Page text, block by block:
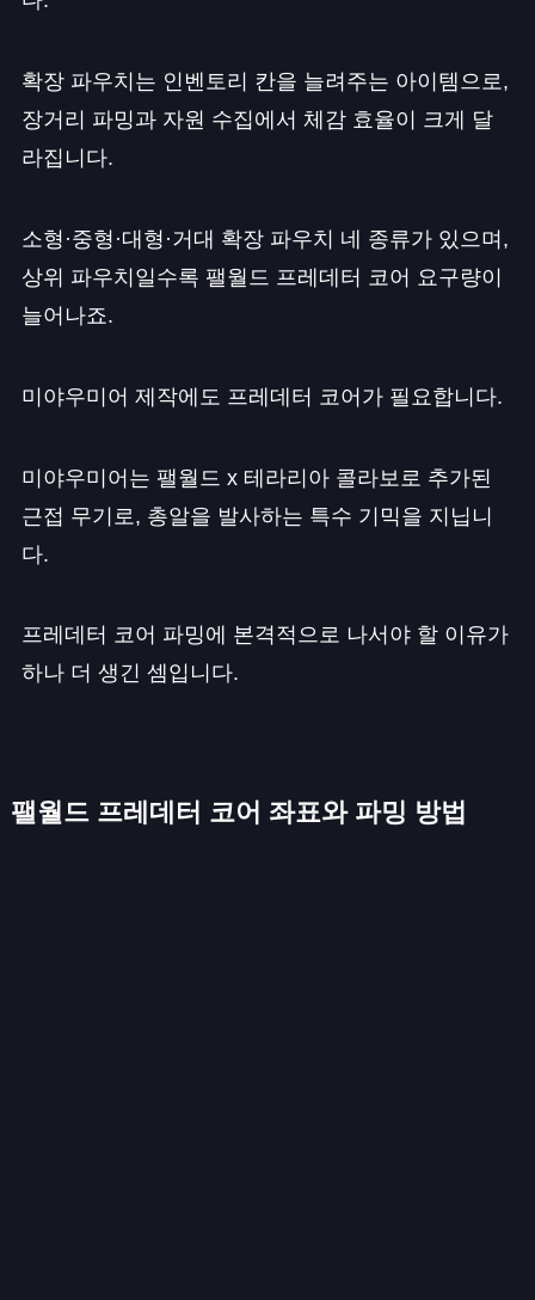
확장 파우치는 인벤토리 칸을 늘려주는 아이템으로,
장거리 파밍과 자원 수집에서 체감 효율이 크게 달
라집니다.
소형·중형·대형·거대 확장 파우치 네 종류가 있으며,
상위 파우치일수록 팰월드 프레데터 코어 요구량이
늘어나죠.
미야우미어 제작에도 프레데터 코어가 필요합니다.
미야우미어는 팰월드 x 테라리아 콜라보로 추가된
근접 무기로, 총알을 발사하는 특수 기믹을 지닙니
다.
프레데터 코어 파밍에 본격적으로 나서야 할 이유가
하나 더 생긴 셈입니다.
팰월드 프레데터 코어 좌표와 파밍 방법